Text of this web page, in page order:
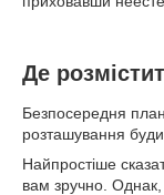
Де
Безпосередня
розташування
Найпростіше
вам зручно.